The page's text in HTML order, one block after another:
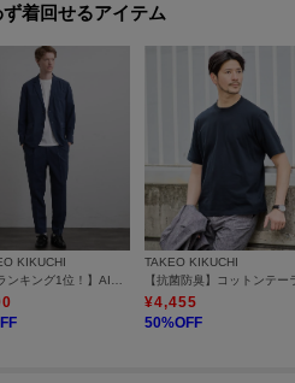
着回せるアイテム
KIKUCHI
【昨年ランキング1位！】AIRY DRY アソートセットアップ/上下2点セット/吸水速乾/UVカット/マシーンウォッシャブル/シングルジャケット/ダブルジャケット/ワイドテーパードパンツ
TAKEO KIKUCHI
¥4,455
50%OFF